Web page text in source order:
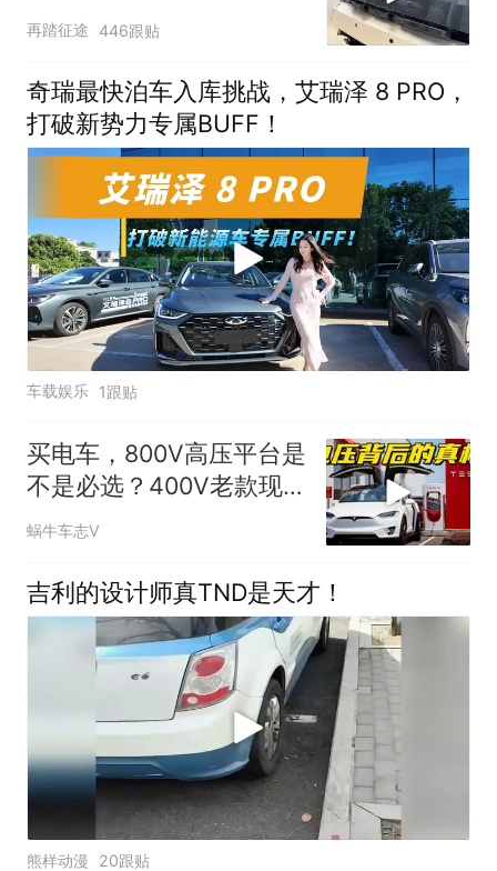
这么坚固
再踏征途 446跟贴
奇瑞最快泊车入库挑战，艾瑞泽 8 PRO，
打破新势力专属BUFF！
车载娱乐 1跟贴
买电车，800V高压平台是
不是必选？400V老款现
在还能买吗？
蜗牛车志V
吉利的设计师真TND是天才！
熊样动漫 20跟贴